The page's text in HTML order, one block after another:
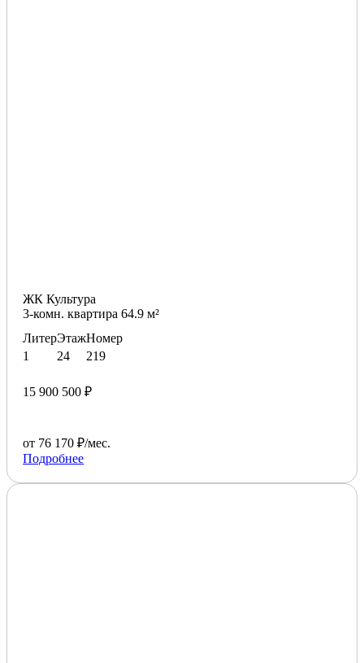
ЖК Культура
3-комн. квартира 64.9 м²
Литер
1
Этаж
24
Номер
219
15 900 500 ₽
от 76 170 ₽/мес.
Подробнее